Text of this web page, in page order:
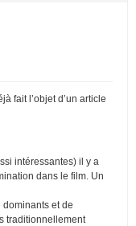
fait l’objet d’un article
intéressantes) il y a
dans le film. Un
dominants et de
traditionnellement